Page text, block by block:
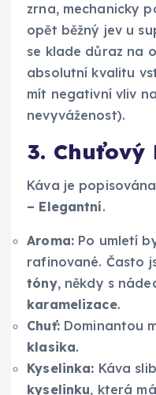
zrna, mechanicky
opět běžný jev u
se klade důraz na
absolutní kvalitu
mít negativní vliv
nevyváženost).
3. Chuťový
Káva je
– Elegantní.
Aroma:Po umletí
rafinované. Často
tóny, někdy s
karamelizace.
Chuť:Dominantou
klasika.
Kyselinka: Káva
kyselinku, která